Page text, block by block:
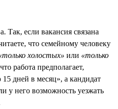
Так, если вакансия связана
что семейному человеку
холостых» или «только
работа предполагает,
дней в месяц», а кандидат
у него возможность уезжать